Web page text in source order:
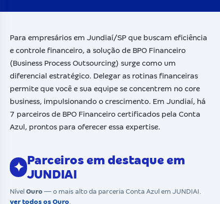
Para empresários em Jundiaí/SP que buscam eficiência
e controle financeiro, a solução de BPO Financeiro
(Business Process Outsourcing) surge como um
diferencial estratégico. Delegar as rotinas financeiras
permite que você e sua equipe se concentrem no core
business, impulsionando o crescimento. Em Jundiaí, há
7 parceiros de BPO Financeiro certificados pela Conta
Azul, prontos para oferecer essa expertise.
✦
Parceiros em destaque em
JUNDIAI
Nível Ouro — o mais alto da parceria Conta Azul em JUNDIAI.
ver todos os Ouro.